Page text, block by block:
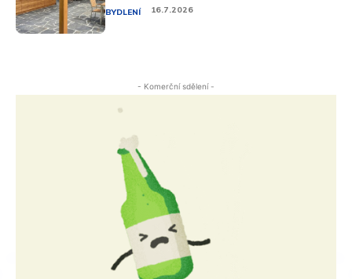
BYDLENÍ 16.7.2026
- Komerční sdělení -